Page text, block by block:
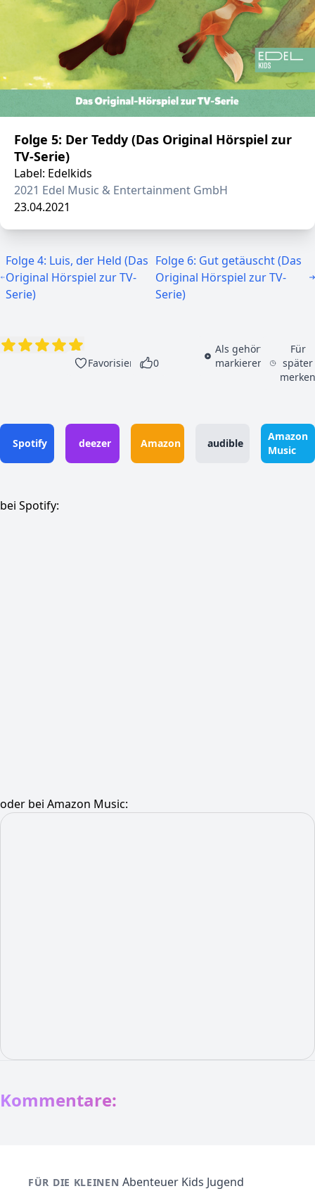
Folge 5: Der Teddy (Das Original Hörspiel zur
TV-Serie)
Label: Edelkids
2021 Edel Music & Entertainment GmbH
23.04.2021
Folge 4: Luis, der Held (Das
Original Hörspiel zur TV-
Serie)
Folge 6: Gut getäuscht (Das
Original Hörspiel zur TV-
Serie)
Favorisieren 0
Als gehört
markieren
Für
später
Spotify deezer Amazon audible
Amazon
Music
bei Spotify:
oder bei Amazon Music:
Kommentare:
FÜR DIE KLEINEN Abenteuer Kids Jugend